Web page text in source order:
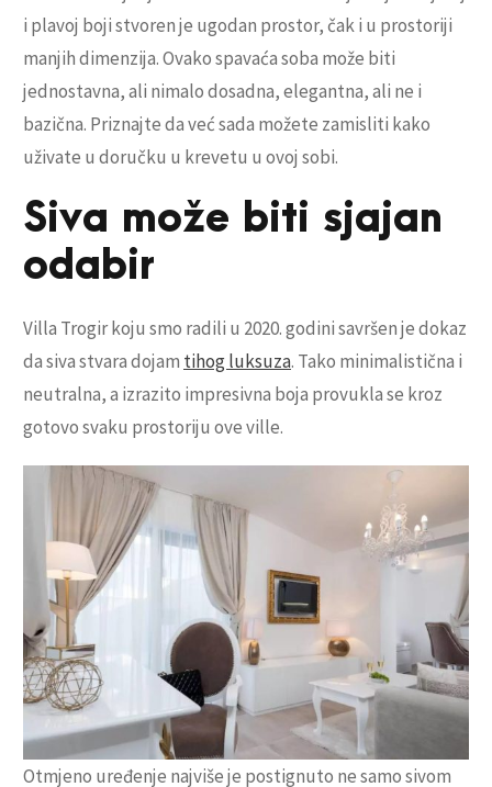
i plavoj boji stvoren je ugodan prostor, čak i u prostoriji
manjih dimenzija. Ovako spavaća soba može biti
jednostavna, ali nimalo dosadna, elegantna, ali ne i
bazična. Priznajte da već sada možete zamisliti kako
uživate u doručku u krevetu u ovoj sobi.
Siva može biti sjajan
odabir
Villa Trogir koju smo radili u 2020. godini savršen je dokaz
da siva stvara dojam tihog luksuza. Tako minimalistična i
neutralna, a izrazito impresivna boja provukla se kroz
gotovo svaku prostoriju ove ville.
Otmjeno uređenje najviše je postignuto ne samo sivom